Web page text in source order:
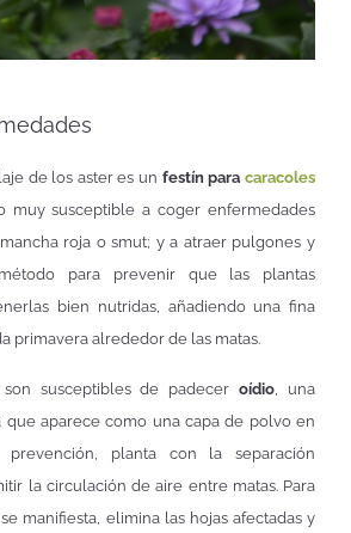
de los aster es un festín paracaracoles
muy susceptible a coger enfermedades
roja o smut; y a atraer pulgones y
para prevenir que las plantas
bien nutridas, añadiendo una fina
primavera alrededor de las matas.
son susceptibles de padeceroídio , una
que aparece como una capa de polvo en
planta con la separación
la circulación de aire entre matas. Para
manifiesta, elimina las hojas afectadas y